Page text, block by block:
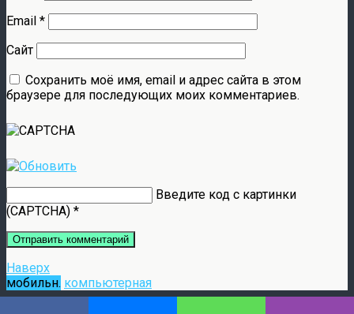
Email *
Сайт
Сохранить моё имя, email и адрес сайта в этом
браузере для последующих моих комментариев.
Введите код с картинки
(CAPTCHA) *
Наверх
мобильн. компьютерная